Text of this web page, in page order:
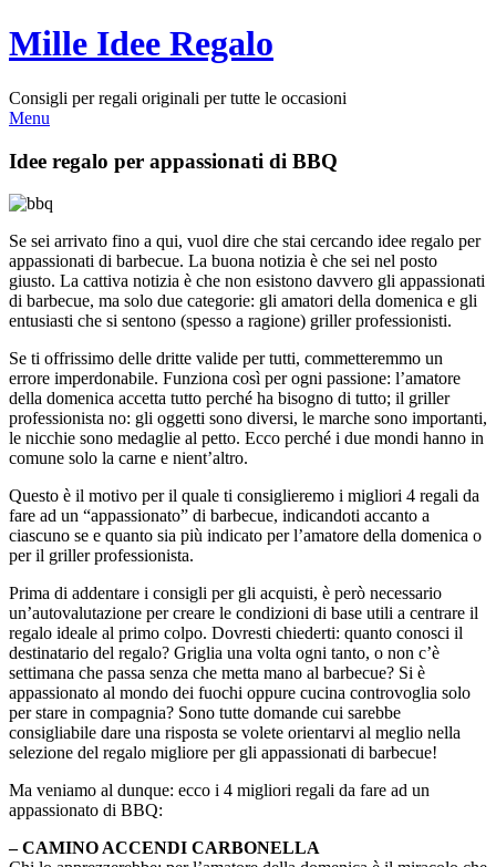
Mille Idee Regalo
Consigli per regali originali per tutte le occasioni
Menu
Idee regalo per appassionati di BBQ
Se sei arrivato fino a qui, vuol dire che stai cercando idee regalo per
appassionati di barbecue. La buona notizia è che sei nel posto
giusto. La cattiva notizia è che non esistono davvero gli appassionati
di barbecue, ma solo due categorie: gli amatori della domenica e gli
entusiasti che si sentono (spesso a ragione) griller professionisti.
Se ti offrissimo delle dritte valide per tutti, commetteremmo un
errore imperdonabile. Funziona così per ogni passione: l’amatore
della domenica accetta tutto perché ha bisogno di tutto; il griller
professionista no: gli oggetti sono diversi, le marche sono importanti,
le nicchie sono medaglie al petto. Ecco perché i due mondi hanno in
comune solo la carne e nient’altro.
Questo è il motivo per il quale ti consiglieremo i migliori 4 regali da
fare ad un “appassionato” di barbecue, indicandoti accanto a
ciascuno se e quanto sia più indicato per l’amatore della domenica o
per il griller professionista.
Prima di addentare i consigli per gli acquisti, è però necessario
un’autovalutazione per creare le condizioni di base utili a centrare il
regalo ideale al primo colpo. Dovresti chiederti: quanto conosci il
destinatario del regalo? Griglia una volta ogni tanto, o non c’è
settimana che passa senza che metta mano al barbecue? Si è
appassionato al mondo dei fuochi oppure cucina controvoglia solo
per stare in compagnia? Sono tutte domande cui sarebbe
consigliabile dare una risposta se volete orientarvi al meglio nella
selezione del regalo migliore per gli appassionati di barbecue!
Ma veniamo al dunque: ecco i 4 migliori regali da fare ad un
appassionato di BBQ:
– CAMINO ACCENDI CARBONELLA